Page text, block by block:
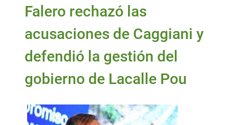
Falero rechazó las
acusaciones de Caggiani y
defendió la gestión del
gobierno de Lacalle Pou